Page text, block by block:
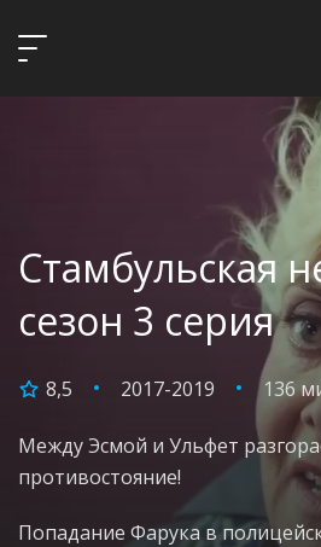
Стамбульская
сезон 3 серия
8,5 2017-2019 136
Между Эсмой и Ульфет
противостояние!
Попадание Фарука в